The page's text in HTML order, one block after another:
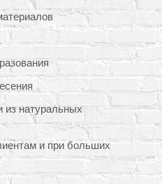
натуральных
и при больших